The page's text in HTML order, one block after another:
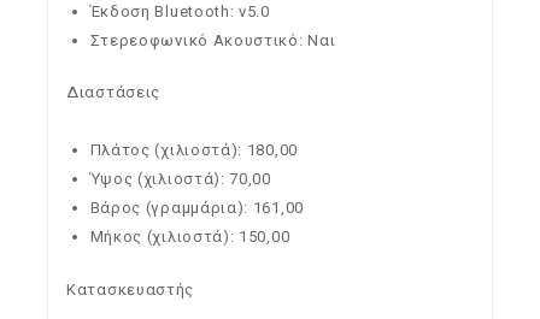
Έκδοση Bluetooth: v5.0
Στερεοφωνικό Ακουστικό: Ναι
Διαστάσεις
Πλάτος (χιλιοστά): 180,00
Ύψος (χιλιοστά): 70,00
Βάρος (γραμμάρια): 161,00
Μήκος (χιλιοστά): 150,00
Κατασκευαστής